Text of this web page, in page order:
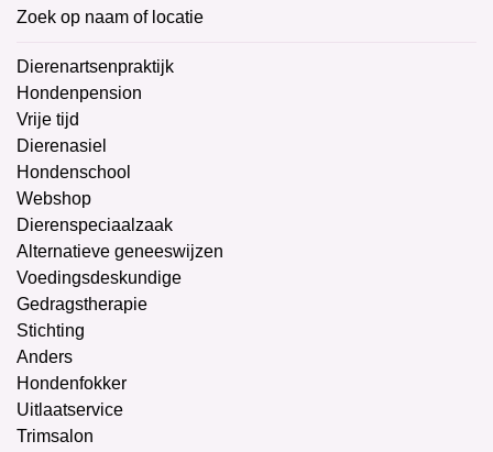
Zoek op naam of locatie
Dierenartsenpraktijk
Hondenpension
Vrije tijd
Dierenasiel
Hondenschool
Webshop
Dierenspeciaalzaak
Alternatieve geneeswijzen
Voedingsdeskundige
Gedragstherapie
Stichting
Anders
Hondenfokker
Uitlaatservice
Trimsalon